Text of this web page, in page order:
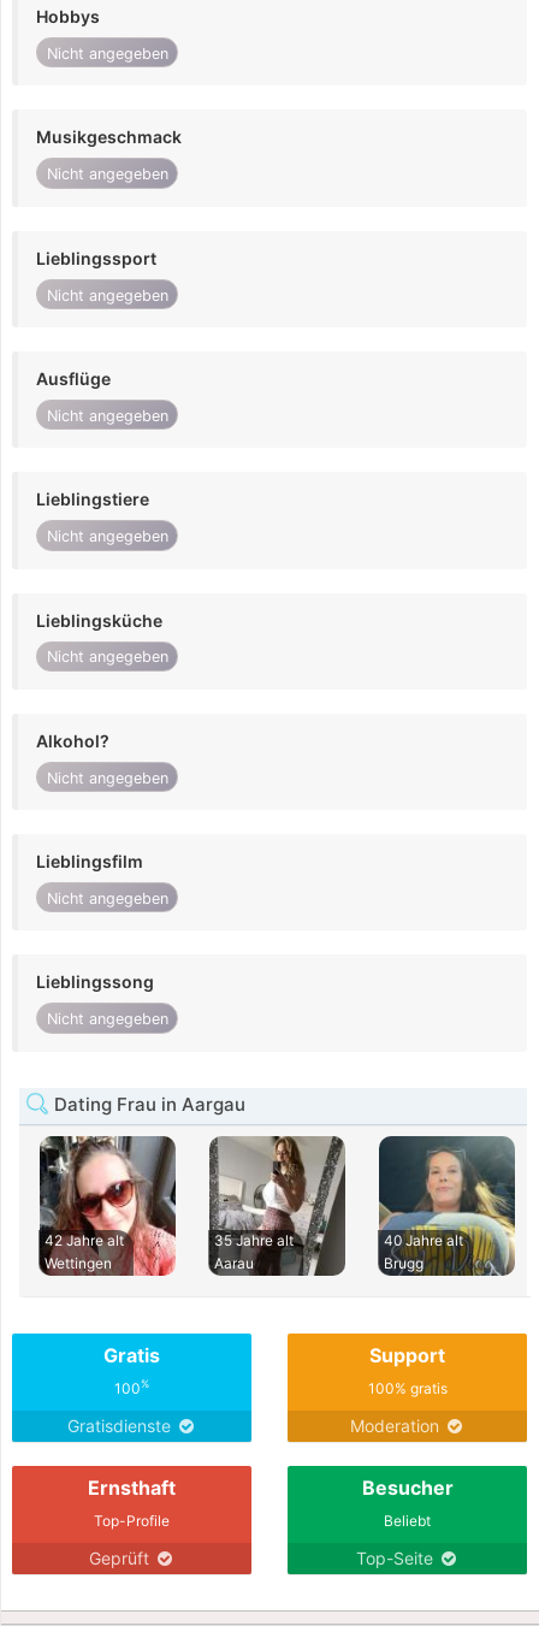
Hobbys
Nicht angegeben
Musikgeschmack
Nicht angegeben
Lieblingssport
Nicht angegeben
Ausflüge
Nicht angegeben
Lieblingstiere
Nicht angegeben
Lieblingsküche
Nicht angegeben
Alkohol?
Nicht angegeben
Lieblingsfilm
Nicht angegeben
Lieblingssong
Nicht angegeben
Dating Frau in Aargau
42 Jahre alt
Wettingen
35 Jahre alt
Aarau
40 Jahre alt
Brugg
Gratis
100%
Gratisdienste
Support
100% gratis
Moderation
Ernsthaft
Top-Profile
Geprüft
Besucher
Beliebt
Top-Seite